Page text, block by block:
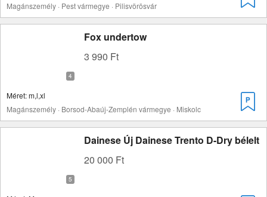
Magánszemély · Pest vármegye · Pilisvörösvár
Fox undertow
3 990 Ft
Méret: m,l,xl
Magánszemély · Borsod-Abaúj-Zemplén vármegye · Miskolc
Dainese Új Dainese Trento D-Dry bélelt
20 000 Ft